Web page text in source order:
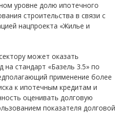
уровне долю ипотечного
строительства в связи с
нацпроекта «Жилье и
может оказать
на стандарт «Базель 3.5» по
применение более
к ипотечным кредитам и
оценивать долговую
показателя долговой